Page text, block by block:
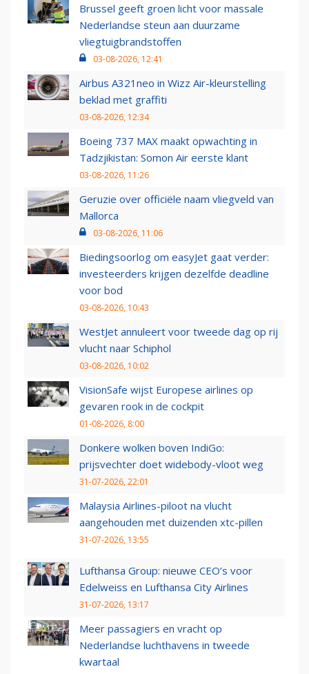
Brussel geeft groen licht voor massale
Nederlandse steun aan duurzame
vliegtuigbrandstoffen
03-08-2026, 12:41
Airbus A321neo in Wizz Air-kleurstelling
beklad met graffiti
03-08-2026, 12:34
Boeing 737 MAX maakt opwachting in
Tadzjikistan: Somon Air eerste klant
03-08-2026, 11:26
Geruzie over officiële naam vliegveld van
Mallorca
03-08-2026, 11:06
Biedingsoorlog om easyJet gaat verder:
investeerders krijgen dezelfde deadline
voor bod
03-08-2026, 10:43
WestJet annuleert voor tweede dag op rij
vlucht naar Schiphol
03-08-2026, 10:02
VisionSafe wijst Europese airlines op
gevaren rook in de cockpit
01-08-2026, 8:00
Donkere wolken boven IndiGo:
prijsvechter doet widebody-vloot weg
31-07-2026, 22:01
Malaysia Airlines-piloot na vlucht
aangehouden met duizenden xtc-pillen
31-07-2026, 13:55
Lufthansa Group: nieuwe CEO’s voor
Edelweiss en Lufthansa City Airlines
31-07-2026, 13:17
Meer passagiers en vracht op
Nederlandse luchthavens in tweede
kwartaal